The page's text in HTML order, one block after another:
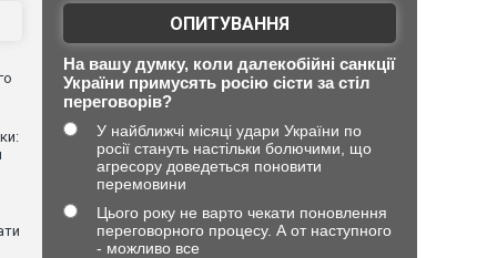
ОПИТУВАННЯ
На вашу думку, коли далекобійні санкції
України примусять росію сісти за стіл
переговорів?
У найближчі місяці удари України по
росії стануть настільки болючими, що
агресору доведеться поновити
перемовини
Цього року не варто чекати поновлення
переговорного процесу. А от наступного
- можливо все